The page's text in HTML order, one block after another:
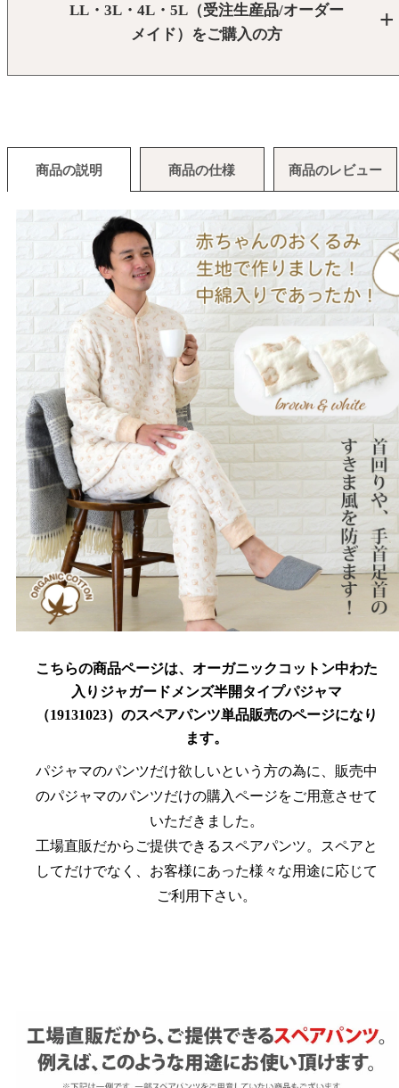
LL・3L・4L・5L（受注生産品/オーダー
メイド）をご購入の方
商品の説明 商品の仕様 商品のレビュー
こちらの商品ページは、オーガニックコットン中わた
入りジャガードメンズ半開タイプパジャマ
（19131023）のスペアパンツ単品販売のページになり
ます。
パジャマのパンツだけ欲しいという方の為に、販売中
のパジャマのパンツだけの購入ページをご用意させて
いただきました。
工場直販だからご提供できるスペアパンツ。スペアと
してだけでなく、お客様にあった様々な用途に応じて
ご利用下さい。